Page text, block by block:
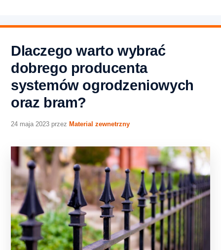
Dlaczego warto wybrać
dobrego producenta
systemów ogrodzeniowych
oraz bram?
24 maja 2023 przez Material zewnetrzny